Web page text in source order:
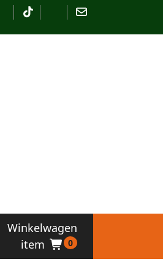
Winkelwagen
item
0